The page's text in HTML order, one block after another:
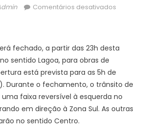
Comentários desativadosem
as
de
terça-
feira
fechado, a partir das 23h desta
sentido Lagoa, para obras de
está prevista para as 5h de
Durante o fechamento, o trânsito de
faixa reversível à esquerda no
em direção à Zona Sul. As outras
no sentido Centro.